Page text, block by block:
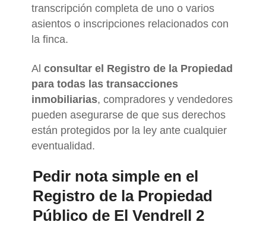
transcripción completa de uno o varios
asientos o inscripciones relacionados con
la finca.
Al consultar el Registro de la Propiedad
para todas las transacciones
inmobiliarias, compradores y vendedores
pueden asegurarse de que sus derechos
están protegidos por la ley ante cualquier
eventualidad.
Pedir nota simple en el
Registro de la Propiedad
Público de El Vendrell 2